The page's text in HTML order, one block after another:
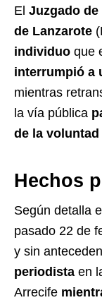
El Juzgado
de Lanzarote
individuo que
interrumpió a
mientras
la vía pública
de la
Hechos
Según detalla
pasado 22 de
y sin
periodista en
Arrecife